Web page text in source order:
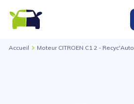
Accueil Moteur CITROEN C1 2 - Recyc'Auto